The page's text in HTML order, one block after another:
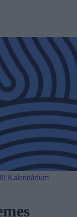
Kalendárium